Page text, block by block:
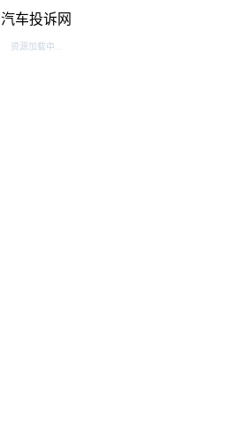
汽车投诉网
资源加载中...